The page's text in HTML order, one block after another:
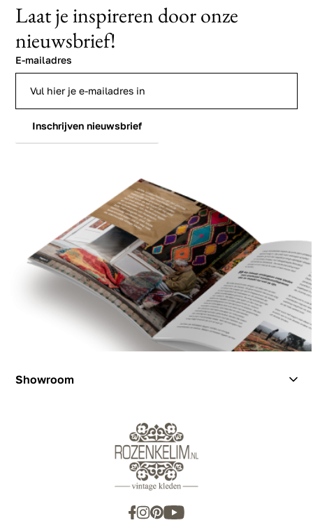
Showroom
Laat je inspireren door onze
nieuwsbrief!
E-mailadres
Inschrijven nieuwsbrief